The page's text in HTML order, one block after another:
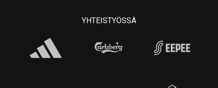
YHTEISTYÖSSÄ